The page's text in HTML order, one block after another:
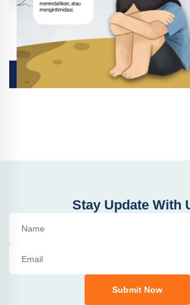
Stay Update With
Submit Now